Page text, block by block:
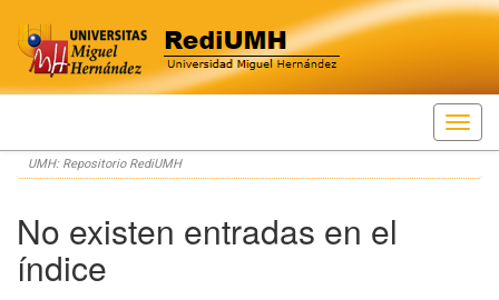
Skip
navigation
UMH: Repositorio RediUMH
No existen entradas en el
índice